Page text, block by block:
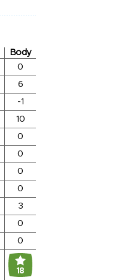
Body
0
6
-1
10
0
0
0
0
3
0
0
18